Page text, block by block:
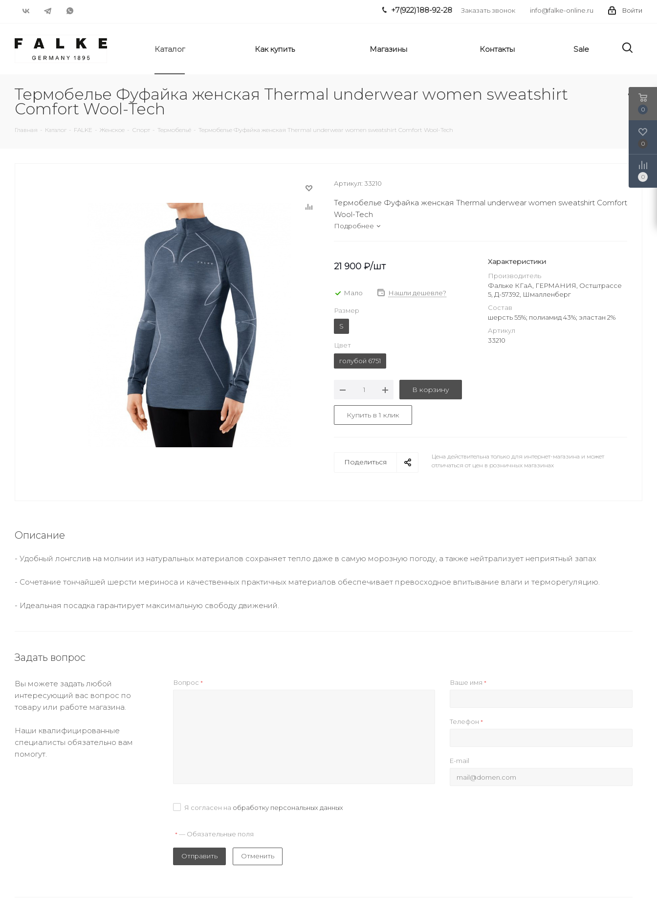
Войти
info@falke-online.ru
+7(922)188-92-28 Заказать звонок
Каталог Как купить Магазины Контакты Sale
Термобелье Фуфайка женская Thermal underwear women sweatshirt
Comfort Wool-Tech
Главная - Каталог - FALKE - Женское - Спорт - Термобельё - Термобелье Фуфайка женская Thermal underwear women sweatshirt Comfort Wool-Tech
Артикул: 33210
Термобелье Фуфайка женская Thermal underwear women sweatshirt Comfort
Wool-Tech
Подробнее
21 900 ₽/шт
Мало Нашли дешевле?
Размер
S
Цвет
голубой 6751
В корзину
Купить в 1 клик
Характеристики
Производитель
Фальке КГаА, ГЕРМАНИЯ, Остштрассе
5, Д-57392, Шмалленберг
Состав
шерсть 55%; полиамид 43%; эластан 2%
Артикул
33210
Поделиться
Цена действительна только для интернет-магазина и может
отличаться от цен в розничных магазинах
Описание
- Удобный лонгслив на молнии из натуральных материалов сохраняет тепло даже в самую морозную погоду, а также нейтрализует неприятный запах
- Сочетание тончайшей шерсти мериноса и качественных практичных материалов обеспечивает превосходное впитывание влаги и терморегуляцию.
- Идеальная посадка гарантирует максимальную свободу движений.
Задать вопрос
Вы можете задать любой
интересующий вас вопрос по
товару или работе магазина.
Наши квалифицированные
специалисты обязательно вам
помогут.
Вопрос * Ваше имя *
Телефон *
E-mail
Я согласен на обработку персональных данных
*— Обязательные поля
Отправить Отменить
0
0
0